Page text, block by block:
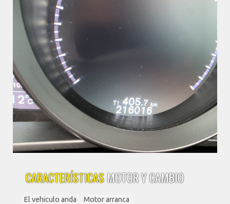
CARACTERÍSTICASMOTOR Y CAMBIO
El vehiculo anda Motor arranca